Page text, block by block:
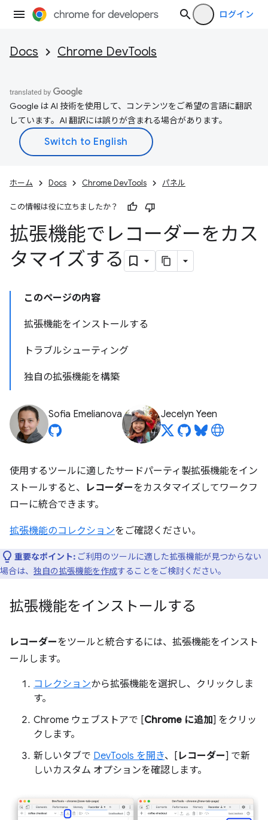
ログイン
Docs Chrome DevTools
Google は AI 技術を使用して、コンテンツをご希望の言語に翻訳
しています。AI 翻訳には誤りが含まれる場合があります。
ホーム Docs Chrome DevTools パネル
この情報は役に立ちましたか？
拡張機能でレコーダーをカス
タマイズする
このページの内容
拡張機能をインストールする
トラブルシューティング
独自の拡張機能を構築
Sofia Emelianova Jecelyn Yeen
使用するツールに適したサードパーティ製拡張機能をイン
ストールすると、
レコーダーをカスタマイズしてワークフ
ローに統合できます。
拡張機能のコレクションをご確認ください。
重要なポイント: ご利用のツールに適した拡張機能が見つからない
場合は、 独自の拡張機能を作成することをご検討ください。
拡張機能をインストールする
レコーダーをツールと統合するには、拡張機能をインスト
ールします。
コレクションから拡張機能を選択し、クリックしま
す。
Chrome ウェブストアで [Chrome に追加] をクリッ
クします。
新しいタブで DevTools を開き、[ レコーダー] で新
しいカスタム オプションを確認します。